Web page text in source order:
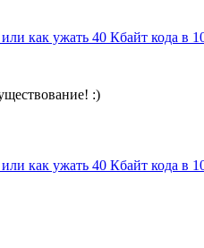
как ужать 40 Кбайт кода в
:)
как ужать 40 Кбайт кода в